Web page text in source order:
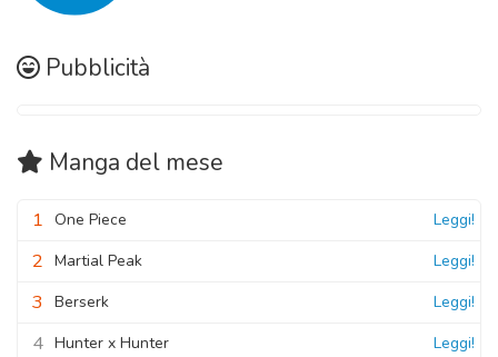
Pubblicità
Manga del mese
1 One Piece Leggi!
2 Martial Peak Leggi!
3 Berserk Leggi!
4 Hunter x Hunter Leggi!